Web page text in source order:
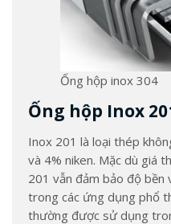
Ống hộp inox 304
Ống hộp Inox
Inox 201 là loại thép
và 4% niken. Mặc dù giá
201 vẫn đảm bảo độ bền
trong các ứng dụng phổ
thường được sử dụng